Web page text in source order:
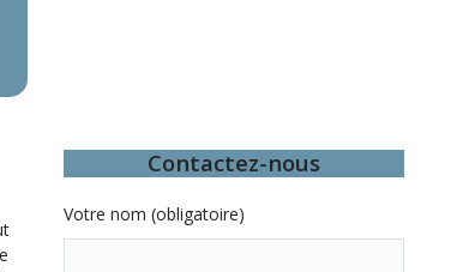
Contactez-nous
Votre nom (obligatoire)